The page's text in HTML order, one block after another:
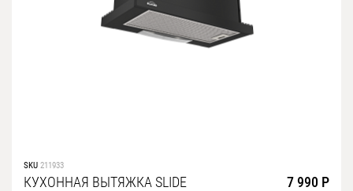
SKU 211933
КУХОННАЯ ВЫТЯЖКА SLIDE 7 990 Р